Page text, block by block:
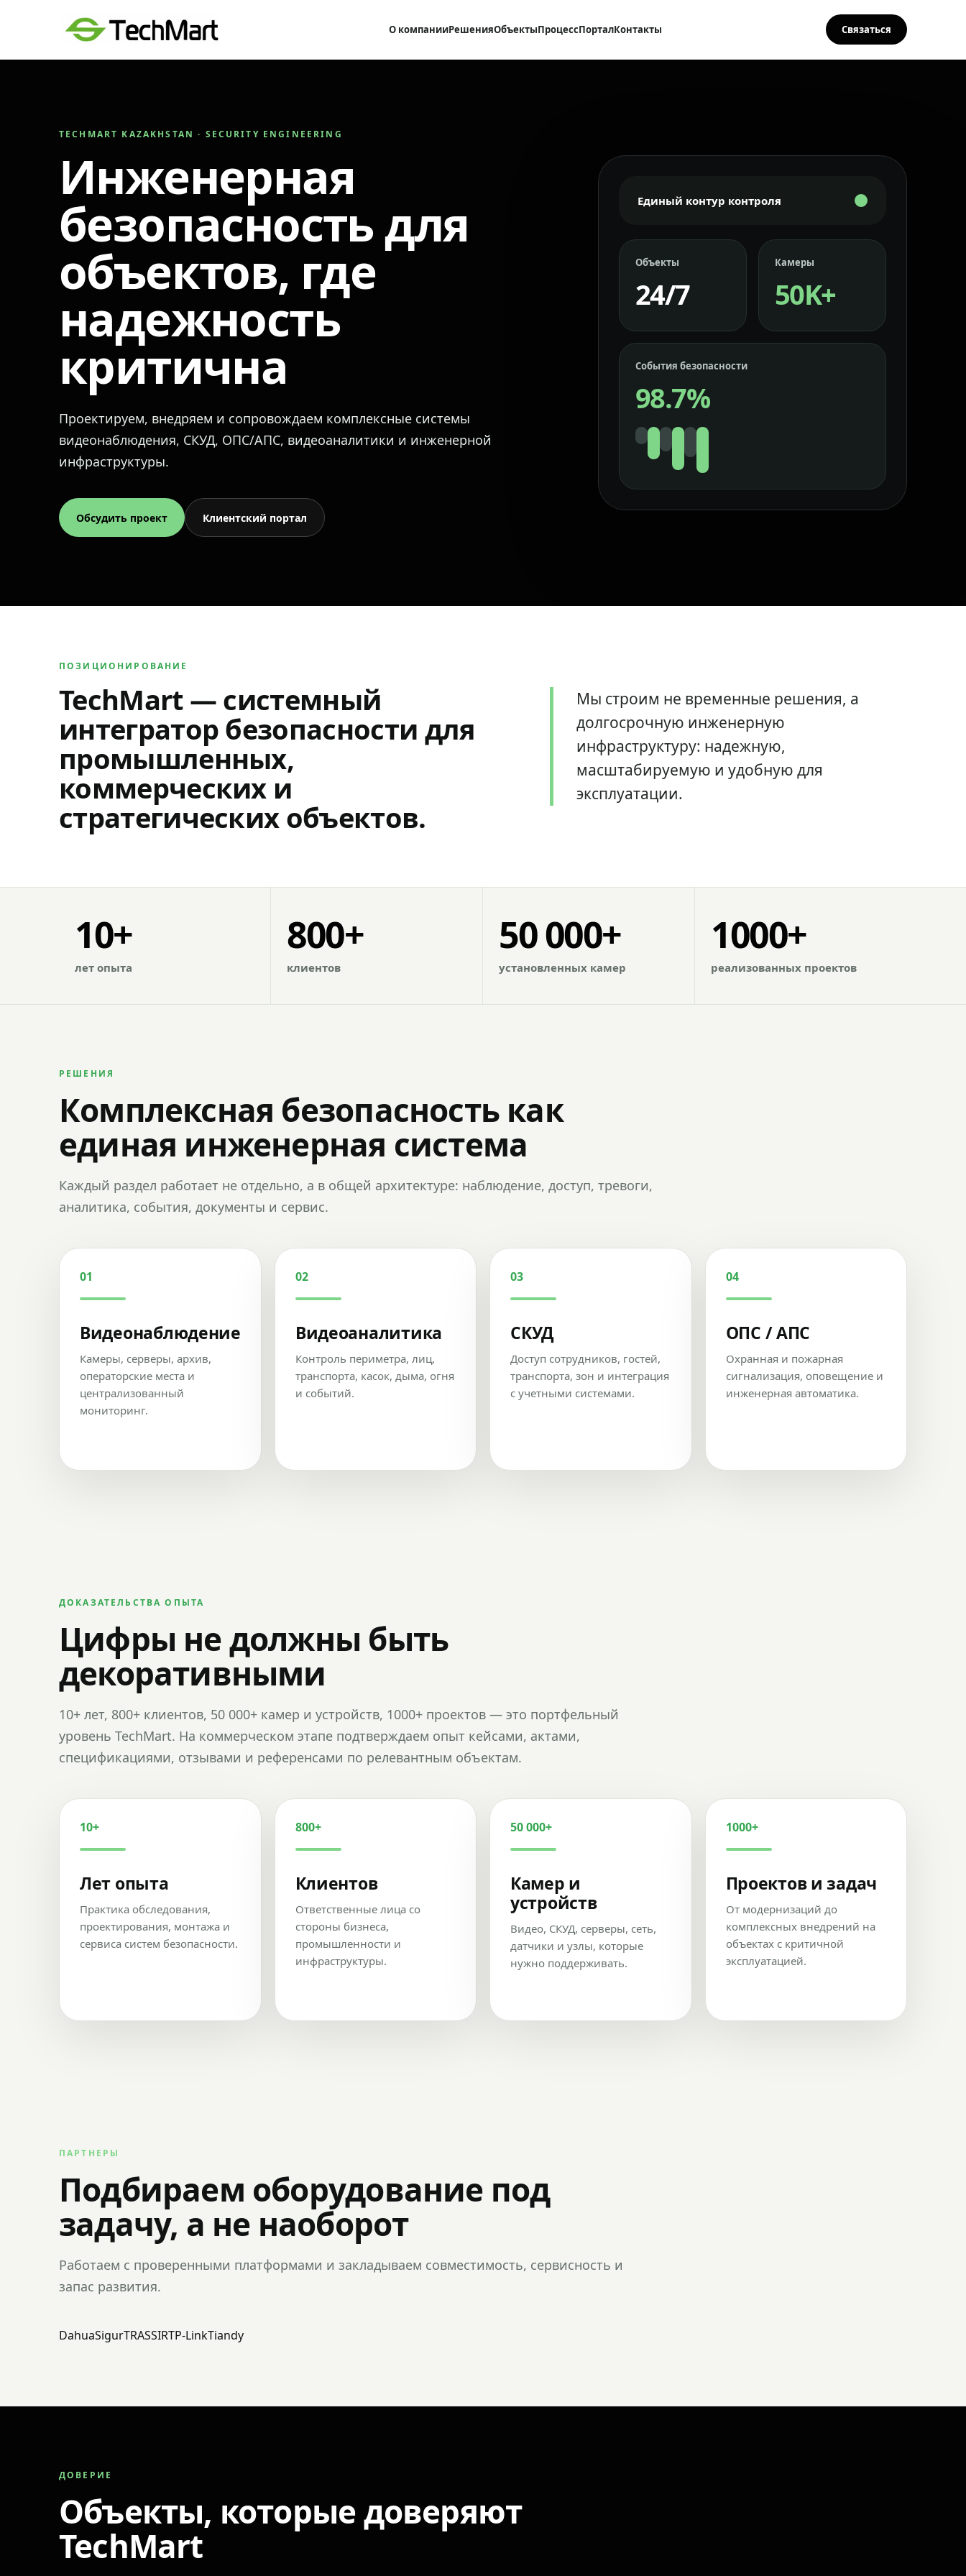
О компанииРешенияОбъектыПроцессПорталКонтакты Связаться
TECHMART KAZAKHSTAN · SECURITY ENGINEERING
Инженерная
безопасность для
объектов, где
надежность
критична
Проектируем, внедряем и сопровождаем комплексные системы
видеонаблюдения, СКУД, ОПС/АПС, видеоаналитики и инженерной
инфраструктуры.
Обсудить проект Клиентский портал
Единый контур контроля
Объекты
24/7
Камеры
50K+
События безопасности
98.7%
ПОЗИЦИОНИРОВАНИЕ
TechMart — системный
интегратор безопасности для
промышленных,
коммерческих и
стратегических объектов.
Мы строим не временные решения, а
долгосрочную инженерную
инфраструктуру: надежную,
масштабируемую и удобную для
эксплуатации.
10+
лет опыта
800+
клиентов
50 000+
установленных камер
1000+
реализованных проектов
РЕШЕНИЯ
Комплексная безопасность как
единая инженерная система
Каждый раздел работает не отдельно, а в общей архитектуре: наблюдение, доступ, тревоги,
аналитика, события, документы и сервис.
01
Видеонаблюдение
Камеры, серверы, архив,
операторские места и
централизованный
мониторинг.
02
Видеоаналитика
Контроль периметра, лиц,
транспорта, касок, дыма, огня
и событий.
03
СКУД
Доступ сотрудников, гостей,
транспорта, зон и интеграция
с учетными системами.
04
ОПС / АПС
Охранная и пожарная
сигнализация, оповещение и
инженерная автоматика.
ДОКАЗАТЕЛЬСТВА ОПЫТА
Цифры не должны быть
декоративными
10+ лет, 800+ клиентов, 50 000+ камер и устройств, 1000+ проектов — это портфельный
уровень TechMart. На коммерческом этапе подтверждаем опыт кейсами, актами,
спецификациями, отзывами и референсами по релевантным объектам.
10+
Лет опыта
Практика обследования,
проектирования, монтажа и
сервиса систем безопасности.
800+
Клиентов
Ответственные лица со
стороны бизнеса,
промышленности и
инфраструктуры.
50 000+
Камер и
устройств
Видео, СКУД, серверы, сеть,
датчики и узлы, которые
нужно поддерживать.
1000+
Проектов и задач
От модернизаций до
комплексных внедрений на
объектах с критичной
эксплуатацией.
ПАРТНЕРЫ
Подбираем оборудование под
задачу, а не наоборот
Работаем с проверенными платформами и закладываем совместимость, сервисность и
запас развития.
DahuaSigurTRASSIRTP-LinkTiandy
ДОВЕРИЕ
Объекты, которые доверяют
TechMart